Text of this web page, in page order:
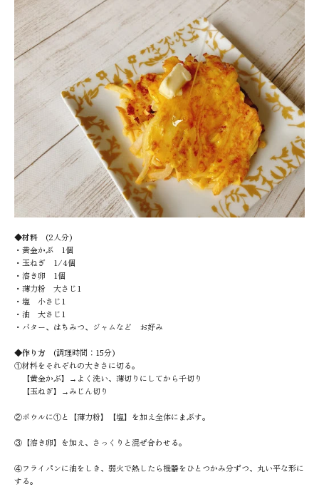
◆材料 (2人分)
・黄金かぶ 1個
・玉ねぎ 1/4個
・溶き卵 1個
・薄力粉 大さじ1
・塩 小さじ1
・油 大さじ1
・バター、はちみつ、ジャムなど お好み
◆作り方 (調理時間：15分)
①材料をそれぞれの大きさに切る。
【黄金かぶ】→よく洗い、薄切りにしてから千切り
【玉ねぎ】→みじん切り
②ボウルに①と【薄力粉】【塩】を加え全体にまぶす。
③【溶き卵】を加え、さっくりと混ぜ合わせる。
④フライパンに油をしき、弱火で熱したら機器をひとつかみ分ずつ、丸い平な形に
する。